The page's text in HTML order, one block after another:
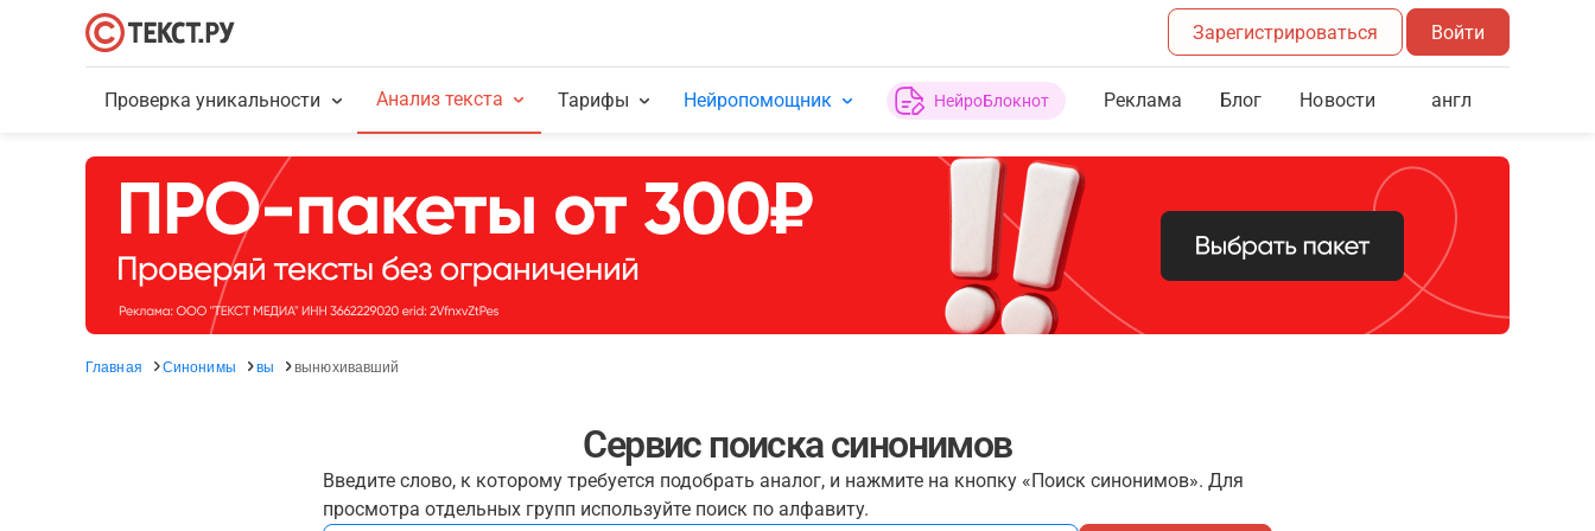
Зарегистрироваться Войти
Проверка уникальности Анализ текста Тарифы Нейропомощник НейроБлокнот Реклама Блог Новости англ
Главная Синонимы вы вынюхивавший
Сервис поиска синонимов
Введите слово, к которому требуется подобрать аналог, и нажмите на кнопку «Поиск синонимов». Для
просмотра отдельных групп используйте поиск по алфавиту.